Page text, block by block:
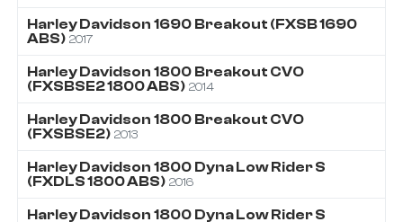
Harley Davidson 1690 Breakout (FXSB 1690
ABS) 2017
Harley Davidson 1800 Breakout CVO
(FXSBSE2 1800 ABS) 2014
Harley Davidson 1800 Breakout CVO
(FXSBSE2) 2013
Harley Davidson 1800 Dyna Low Rider S
(FXDLS 1800 ABS) 2016
Harley Davidson 1800 Dyna Low Rider S